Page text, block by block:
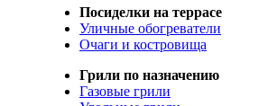
Посиделки на террасе
Уличные обогреватели
Очаги и костровища
Грили по назначению
Газовые грили